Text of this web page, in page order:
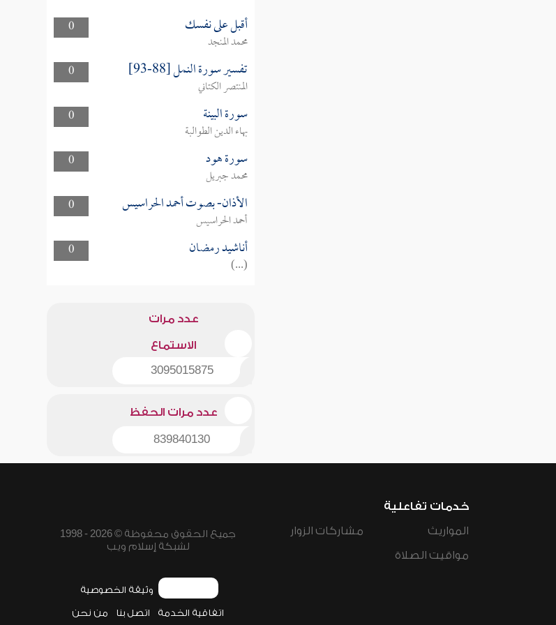
0 أقبل على نفسك
محمد المنجد
0
تفسير سورة النمل [88-93]
المنتصر الكتاني
0
سورة البينة
بهاء الدين الطوالبة
0
سورة هود
محمد جبريل
0
الأذان- بصوت أحمد الحراسيس
أحمد الحراسيس
0
أناشيد رمضان
(...)
عدد مرات
الاستماع
3095015875
عدد مرات الحفظ
839840130
خدمات تفاعلية
المواريث
مواقيت الصلاة
مشاركات الزوار
جميع الحقوق محفوظة © 2026 - 1998
لشبكة إسلام ويب
وثيقة الخصوصية
اتفاقية الخدمة اتصل بنا من نحن